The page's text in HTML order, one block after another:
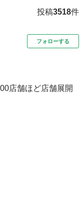
投稿3518件
フォローする
店舗ほど店舗展開